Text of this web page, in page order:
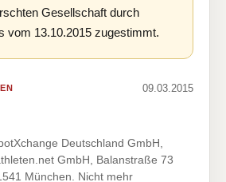
Gesellschaft durch
vom 13.10.2015 zugestimmt.
09.03.2015
Deutschland GmbH,
GmbH, Balanstraße 73
München. Nicht mehr